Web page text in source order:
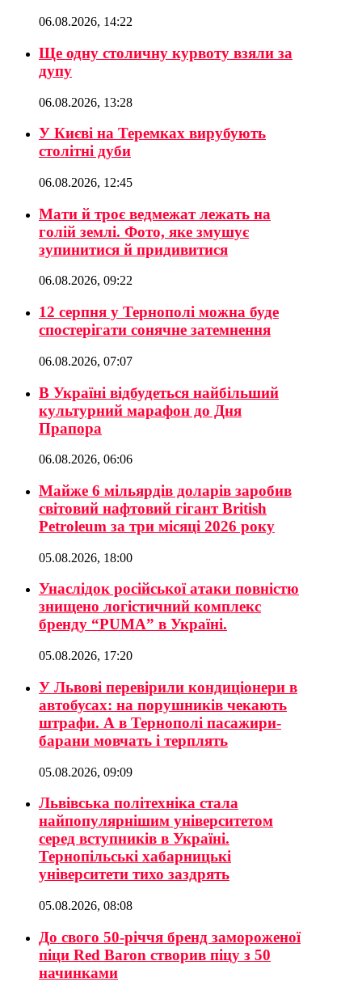
06.08.2026, 14:22
Ще одну столичну курвоту взяли за
дупу
06.08.2026, 13:28
У Києві на Теремках вирубують
столітні дуби
06.08.2026, 12:45
Мати й троє ведмежат лежать на
голій землі. Фото, яке змушує
зупинитися й придивитися
06.08.2026, 09:22
12 серпня у Тернополі можна буде
спостерігати сонячне затемнення
06.08.2026, 07:07
В Україні відбудеться найбільший
культурний марафон до Дня
Прапора
06.08.2026, 06:06
Майже 6 мільярдів доларів заробив
світовий нафтовий гігант British
Petroleum за три місяці 2026 року
05.08.2026, 18:00
Унаслідок російської атаки повністю
знищено логістичний комплекс
бренду “PUMA” в Україні.
05.08.2026, 17:20
У Львові перевірили кондиціонери в
автобусах: на порушників чекають
штрафи. А в Тернополі пасажири-
барани мовчать і терплять
05.08.2026, 09:09
Львівська політехніка стала
найпопулярнішим університетом
серед вступників в Україні.
Тернопільські хабарницькі
університети тихо заздрять
05.08.2026, 08:08
До свого 50-річчя бренд замороженої
піци Red Baron створив піцу з 50
начинками